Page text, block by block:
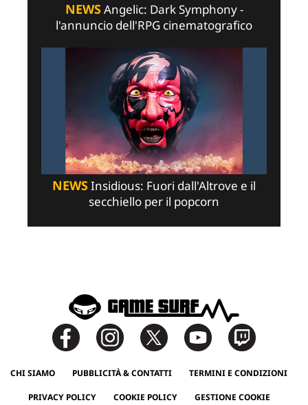
NEWSAngelic: Dark Symphony -
l'annuncio dell'RPG cinematografico
NEWSInsidious: Fuori dall'Altrove e il
secchiello per il popcorn
CHI SIAMO PUBBLICITÀ & CONTATTI TERMINI E CONDIZIONI
PRIVACY POLICY COOKIE POLICY GESTIONE COOKIE